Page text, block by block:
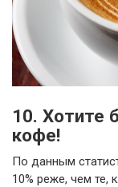
10. Хотите
кофе!
По данным
10% реже, чем те,